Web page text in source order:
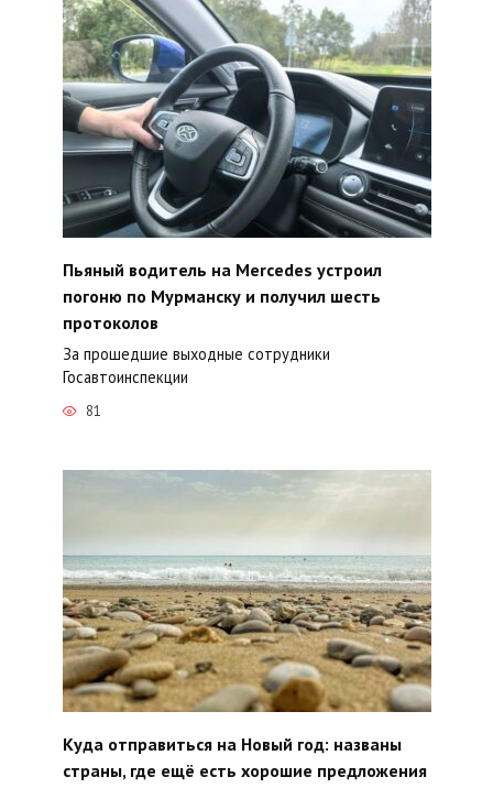
Пьяный водитель на Mercedes устроил
погоню по Мурманску и получил шесть
протоколов
За прошедшие выходные сотрудники
Госавтоинспекции
81
Куда отправиться на Новый год: названы
страны, где ещё есть хорошие предложения